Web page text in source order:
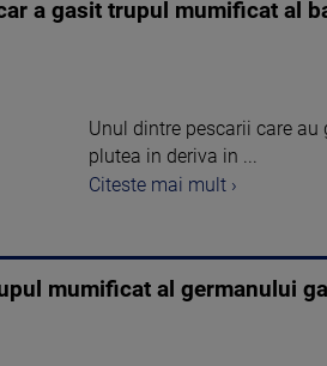
a gasit trupul mumificat al
Unul dintre pescarii care
plutea in deriva in ...
Citeste mai mult ›
mumificat al germanului